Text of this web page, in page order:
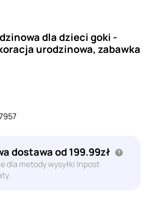
dla dzieci goki -
urodzinowa, zabawka
dostawa od 199.99zł
dla metody wysyłki Inpost